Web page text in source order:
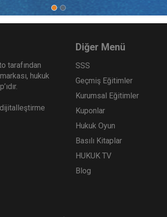
tarafından
hukuk
Diğer Menü
SSS
Geçmiş Eğitimler
Kurumsal Eğitimler
Kuponlar
Hukuk Oyun
Basılı Kitaplar
HUKUK TV
Blog